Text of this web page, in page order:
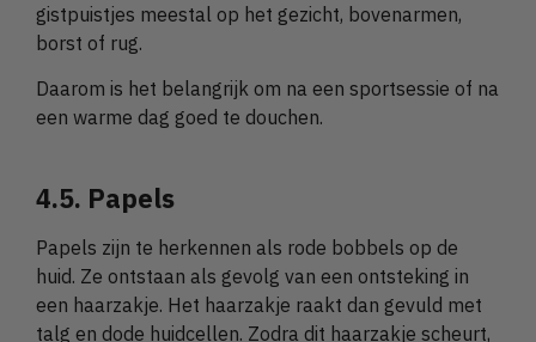
gistpuistjes meestal op het gezicht, bovenarmen,
borst of rug.
Daarom is het belangrijk om na een sportsessie of na
een warme dag goed te douchen.
4.5. Papels
Papels zijn te herkennen als rode bobbels op de
huid. Ze ontstaan als gevolg van een ontsteking in
een haarzakje. Het haarzakje raakt dan gevuld met
talg en dode huidcellen. Zodra dit haarzakje scheurt,